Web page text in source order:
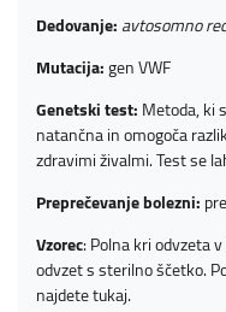
Dedovanje:avtosomno
Mutacija:gen VWF
Genetski test:Metoda, ki
natančna in omogoča
zdravimi živalmi. Test se
Preprečevanje bolezni:
Vzorec: Polna kri odvzeta
odvzet s sterilno ščetko.
najdetetukaj.